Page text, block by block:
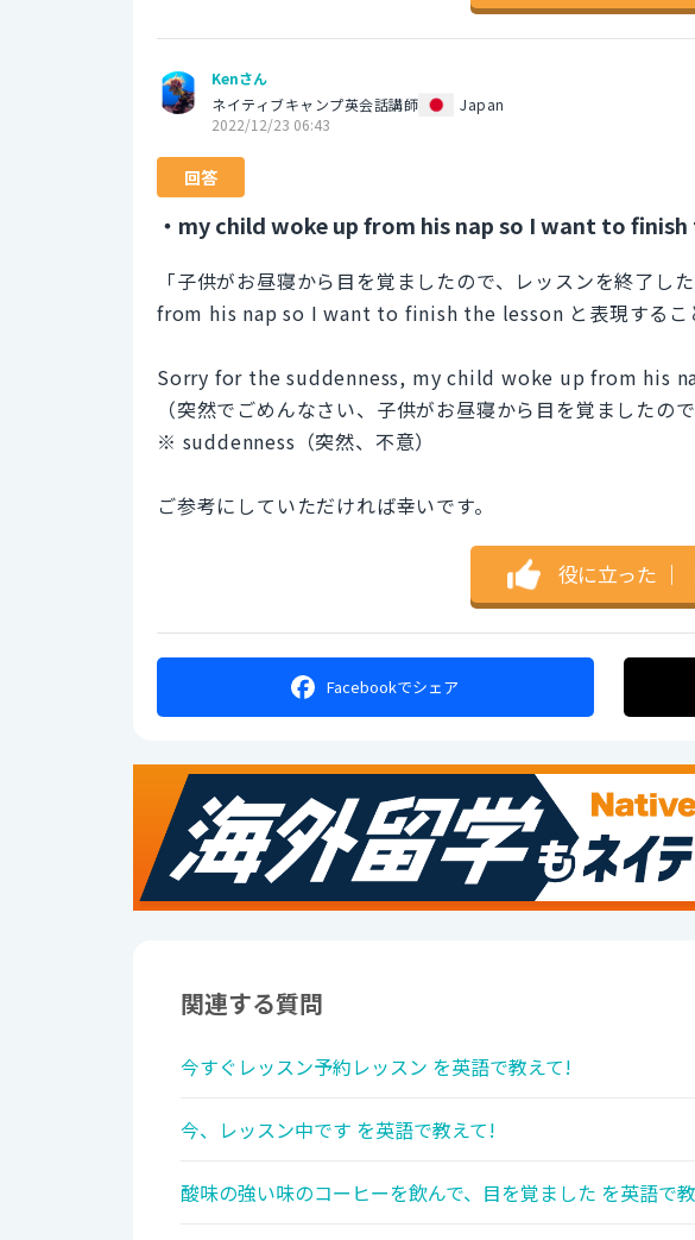
Kenさん
ネイティブキャンプ英会話講師
Japan
2022/12/23 06:43
回答
・my child woke up from his nap so I want to finish
「子供がお昼寝から目を覚ましたので、レッスンを終了
from his nap so I want to finish the lesson と表現するこ
Sorry for the suddenness, my child woke up from his
（突然でごめんなさい、子供がお昼寝から目を覚ましたの
※ suddenness（突然、不意）
ご参考にしていただければ幸いです。
役に立った ｜
Facebookでシェア
関連する質問
今すぐレッスン予約レッスン を英語で教えて!
今、レッスン中です を英語で教えて!
酸味の強い味のコーヒーを飲んで、目を覚ました を英語で